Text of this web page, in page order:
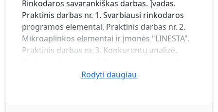
Rinkodaros savarankiškas darbas. Įvadas.
Praktinis darbas nr. 1. Svarbiausi rinkodaros
programos elementai. Praktinis darbas nr. 2.
Mikroaplinkos elementai ir įmonės "LINESTA".
Praktinis darbas nr. 3. Konkurentų analizė.
Faktoriai įtakojantys rankinių ir piniginių
Rodyti daugiau